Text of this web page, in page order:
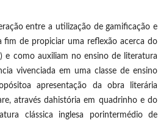
entre a utilização de gamificação e
fim de propiciar uma reflexão acerca do
e como auxiliam no ensino de literatura
vivenciada em uma classe de ensino
apresentação da obra literária
através dahistória em quadrinho e do
clássica inglesa porintermédio de